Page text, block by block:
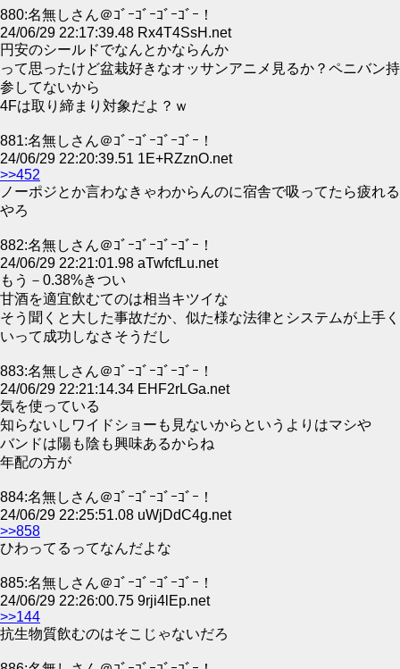
880:名無しさん＠ｺﾞｰｺﾞｰｺﾞｰｺﾞｰ！
24/06/29 22:17:39.48 Rx4T4SsH.net
円安のシールドでなんとかならんか
って思ったけど盆栽好きなオッサンアニメ見るか？ペニバン持
参してないから
4Fは取り締まり対象だよ？ｗ
881:名無しさん＠ｺﾞｰｺﾞｰｺﾞｰｺﾞｰ！
24/06/29 22:20:39.51 1E+RZznO.net
>>452
ノーポジとか言わなきゃわからんのに宿舎で吸ってたら疲れる
やろ
882:名無しさん＠ｺﾞｰｺﾞｰｺﾞｰｺﾞｰ！
24/06/29 22:21:01.98 aTwfcfLu.net
もう－0.38%きつい
甘酒を適宜飲むてのは相当キツイな
そう聞くと大した事故だか、似た様な法律とシステムが上手く
いって成功しなさそうだし
883:名無しさん＠ｺﾞｰｺﾞｰｺﾞｰｺﾞｰ！
24/06/29 22:21:14.34 EHF2rLGa.net
気を使っている
知らないしワイドショーも見ないからというよりはマシや
バンドは陽も陰も興味あるからね
年配の方が
884:名無しさん＠ｺﾞｰｺﾞｰｺﾞｰｺﾞｰ！
24/06/29 22:25:51.08 uWjDdC4g.net
>>858
ひわってるってなんだよな
885:名無しさん＠ｺﾞｰｺﾞｰｺﾞｰｺﾞｰ！
24/06/29 22:26:00.75 9rji4lEp.net
>>144
抗生物質飲むのはそこじゃないだろ